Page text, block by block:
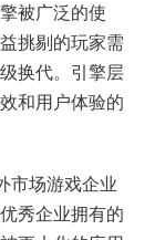
被广泛的使
挑剔的玩家需
换代。引擎层
和用户体验的
市场游戏企业
秀企业拥有的